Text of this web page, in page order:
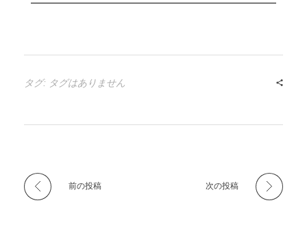
タグ: タグはありません
前の投稿 次の投稿